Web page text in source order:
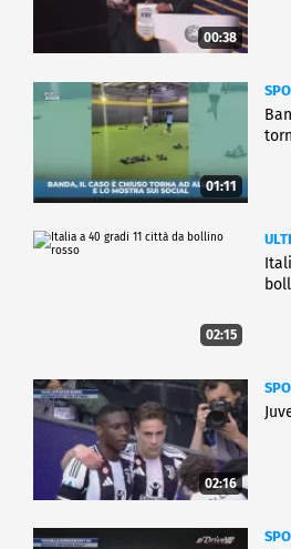
00:38
01:11
02:15
02:16